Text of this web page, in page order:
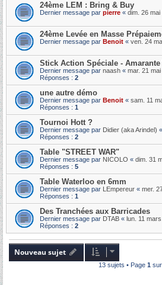
24ème LEM : Bring & Buy
Dernier message par pierre « dim. 26
24ème Levée en Masse
Dernier message par Benoit « ven. 24
Stick Action Spéciale - Amarante
Dernier message par naash « mar. 21
Réponses : 2
une autre démo
Dernier message par Benoit « sam. 11
Réponses : 1
Tournoi Hott ?
Dernier message par Didier (aka Arindel) «
Réponses : 2
Table "STREET WAR"
Dernier message par NICOLO « dim. 31
Réponses : 5
Table Waterloo en 6mm
Dernier message par LEmpereur « mer.
Réponses : 1
Des Tranchées aux Barricades
Dernier message par DTAB « lun. 11
Réponses : 2
Nouveau sujet
13 sujets • Page 1 sur